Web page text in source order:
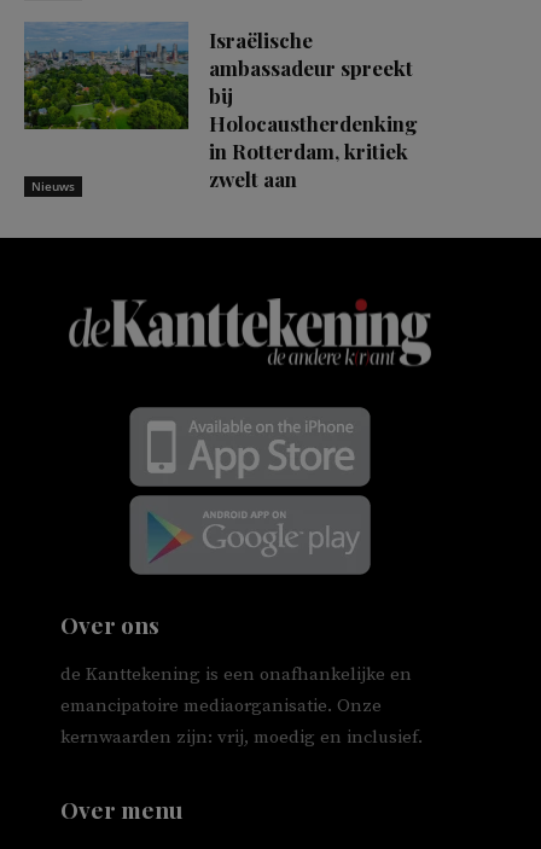
Nieuws
Israëlische
ambassadeur spreekt
bij
Holocaustherdenking
in Rotterdam, kritiek
zwelt aan
Over ons
de Kanttekening is een onafhankelijke en
emancipatoire mediaorganisatie. Onze
kernwaarden zijn: vrij, moedig en inclusief.
Over menu